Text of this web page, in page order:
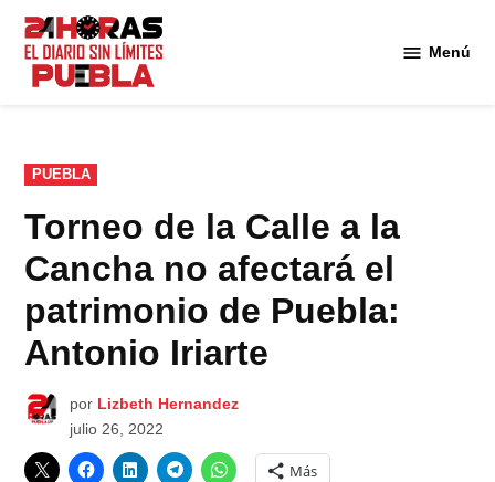
Saltar
contenido
Menú
PUBLICADO
EN
PUEBLA
Torneo de la Calle a la
Cancha no afectará el
patrimonio de Puebla:
Antonio Iriarte
por Lizbeth Hernandez
julio 26, 2022
Más